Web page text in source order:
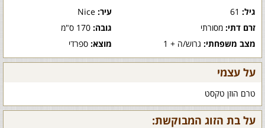
גיל: עיר:Nice
זרם דתי: מסורתי גובה:170 ס"מ
מצב משפחתי: גרוש/ה + 1 מוצא:ספרדי
על עצמי
טרם הוזן טקסט
על בת הזוג המבוקשת: